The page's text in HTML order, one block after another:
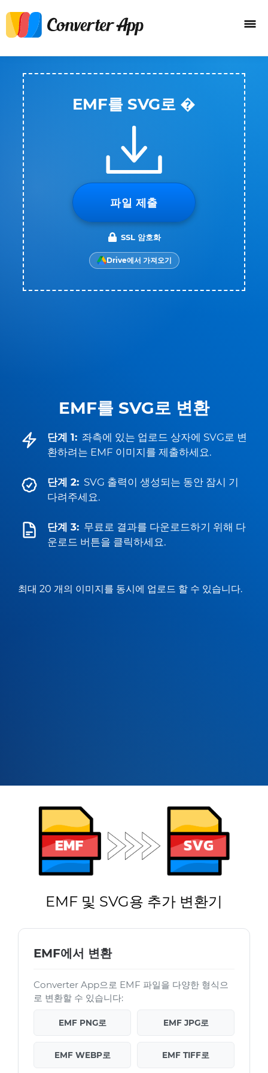
EMF를 SVG로 변환
단계 1: 좌측에 있는 업로드 상자에 SVG로 변
환하려는 EMF 이미지를 제출하세요.
단계 2: SVG 출력이 생성되는 동안 잠시 기
다려주세요.
단계 3: 무료로 결과를 다운로드하기 위해 다
운로드 버튼을 클릭하세요.
최대 20 개의 이미지를 동시에 업로드 할 수 있습니다.
EMF를 SVG로 �
파일 제출
SSL 암호화
Drive에서 가져오기
EMF 및 SVG용 추가 변환기
EMF에서 변환
Converter App으로 EMF 파일을 다양한 형식으
로 변환할 수 있습니다:
EMF PNG로 EMF JPG로
EMF WEBP로 EMF TIFF로